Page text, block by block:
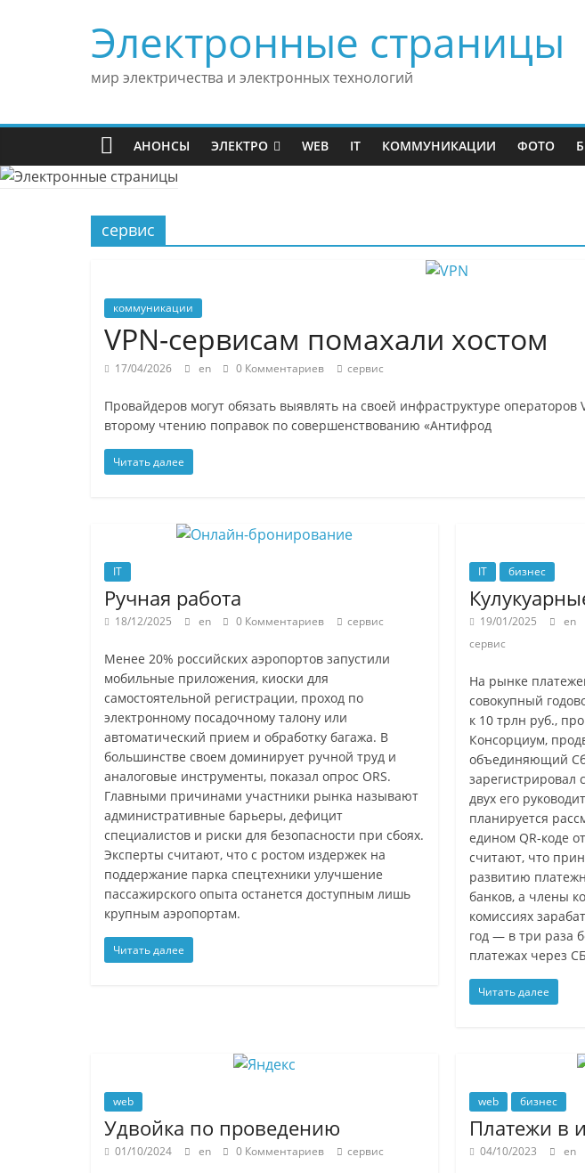
Электронные страницы
мир электричества и электронных технологий
АНОНСЫ ЭЛЕКТРО WEB IT КОММУНИКАЦИИ ФОТО
сервис
коммуникации
VPN-сервисам помахали хостом
17/04/2026 en 0 Комментариев сервис
Провайдеров могут обязать выявлять на своей инфраструктуре операторов
второму чтению поправок по совершенствованию «Антифрод
Читать далее
IT
Ручная работа
18/12/2025 en 0 Комментариев сервис
Менее 20% российских аэропортов запустили
мобильные приложения, киоски для
самостоятельной регистрации, проход по
электронному посадочному талону или
автоматический прием и обработку багажа. В
большинстве своем доминирует ручной труд и
аналоговые инструменты, показал опрос ORS.
Главными причинами участники рынка называют
административные барьеры, дефицит
специалистов и риски для безопасности при сбоях.
Эксперты считают, что с ростом издержек на
поддержание парка спецтехники улучшение
пассажирского опыта останется доступным лишь
крупным аэропортам.
Читать далее
IT бизнес
19/01/2025 en
сервис
На рынке
совокупный
к 10 трлн руб.,
Консорциум,
объединяющий
зарегистрировал
двух его
планируется
едином QR-коде
считают, что
развитию
банков, а члены
комиссиях
год — в три раза
платежах через
Читать далее
web
Удвойка по проведению
01/10/2024 en 0 Комментариев сервис
web бизнес
Платежи в
04/10/2023 en